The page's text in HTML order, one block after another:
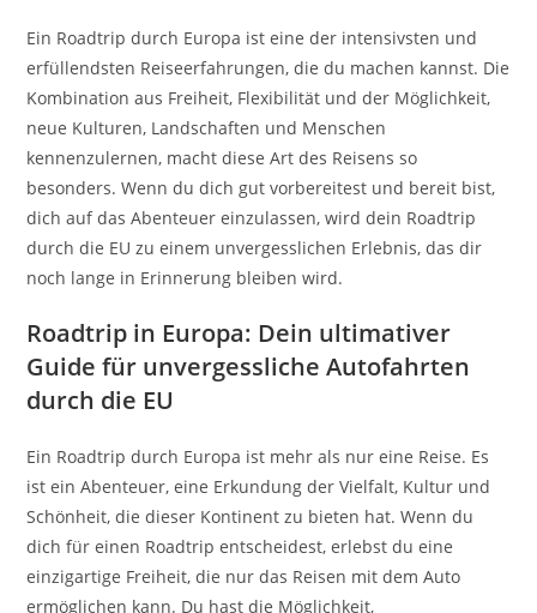
Ein Roadtrip durch Europa ist eine der intensivsten und
erfüllendsten Reiseerfahrungen, die du machen kannst. Die
Kombination aus Freiheit, Flexibilität und der Möglichkeit,
neue Kulturen, Landschaften und Menschen
kennenzulernen, macht diese Art des Reisens so
besonders. Wenn du dich gut vorbereitest und bereit bist,
dich auf das Abenteuer einzulassen, wird dein Roadtrip
durch die EU zu einem unvergesslichen Erlebnis, das dir
noch lange in Erinnerung bleiben wird.
Roadtrip in Europa: Dein ultimativer
Guide für unvergessliche Autofahrten
durch die EU
Ein Roadtrip durch Europa ist mehr als nur eine Reise. Es
ist ein Abenteuer, eine Erkundung der Vielfalt, Kultur und
Schönheit, die dieser Kontinent zu bieten hat. Wenn du
dich für einen Roadtrip entscheidest, erlebst du eine
einzigartige Freiheit, die nur das Reisen mit dem Auto
ermöglichen kann. Du hast die Möglichkeit,